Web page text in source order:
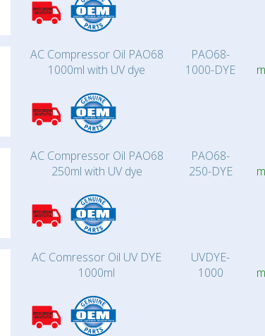
AC Compressor Oil PAO68
1000ml with UV dye
PAO68-
1000-DYE
AC Compressor Oil PAO68
250ml with UV dye
PAO68-
250-DYE
AC Comressor Oil UV DYE
1000ml
UVDYE-
1000